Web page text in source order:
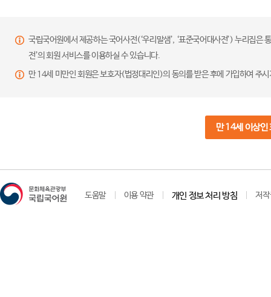
국립국어원에서 제공하는 국어사전(‘우리말샘’, ‘표준국어대사전’) 누리집
전’의 회원 서비스를 이용하실 수 있습니다.
만 14세 미만인 회원은 보호자(법정대리인)의 동의를 받은 후에 가입하여 주
만 14세 이상인
도움말 이용 약관 개인 정보 처리 방침 저